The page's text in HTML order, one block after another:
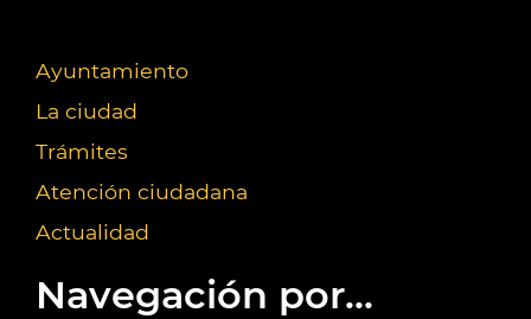
Ayuntamiento
La ciudad
Trámites
Atención ciudadana
Actualidad
Navegación por...